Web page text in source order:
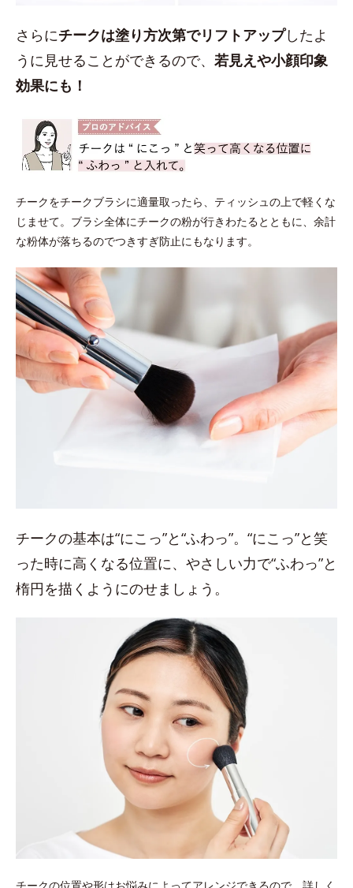
さらにチークは塗り方次第でリフトアップしたよ
うに見せることができるので、 若見えや小顔印象
効果にも！
チークをチークブラシに適量取ったら、ティッシュの上で軽くな
じませて。ブラシ全体にチークの粉が行きわたるとともに、余計
な粉体が落ちるのでつきすぎ防止にもなります。
チークの基本は“にこっ”と“ふわっ”。“にこっ”と笑
った時に高くなる位置に、やさしい力で“ふわっ”と
楕円を描くようにのせましょう。
チークの位置や形はお悩みによってアレンジできるので、詳しく